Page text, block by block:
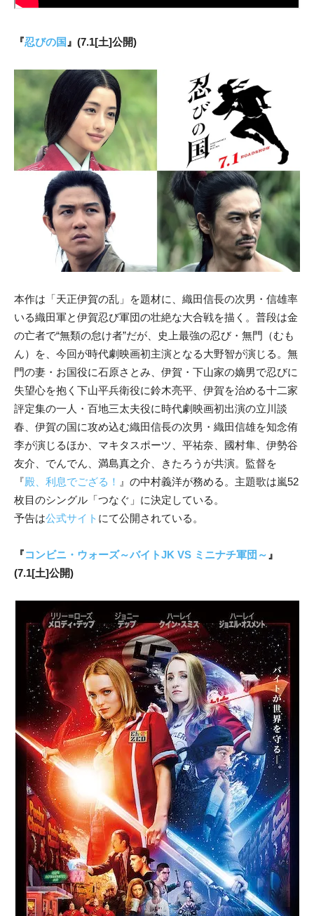
『忍びの国 』(7.1[土]公開)
本作は「天正伊賀の乱」を題材に、織田信長の次男・信雄率
いる織田軍と伊賀忍び軍団の壮絶な大合戦を描く。普段は金
の亡者で“無類の怠け者”だが、史上最強の忍び・無門（むも
ん）を、今回が時代劇映画初主演となる大野智が演じる。無
門の妻・お国役に石原さとみ、伊賀・下山家の嫡男で忍びに
失望心を抱く下山平兵衛役に鈴木亮平、伊賀を治める十二家
評定集の一人・百地三太夫役に時代劇映画初出演の立川談
春、伊賀の国に攻め込む織田信長の次男・織田信雄を知念侑
李が演じるほか、マキタスポーツ、平祐奈、國村隼、伊勢谷
友介、でんでん、満島真之介、きたろうが共演。監督を
『殿、利息でござる！ 』の中村義洋が務める。主題歌は嵐52
枚目のシングル「つなぐ」に決定している。
予告は公式サイト にて公開されている。
『コンビニ・ウォーズ～バイトJK VS ミニナチ軍団～ 』
(7.1[土]公開)